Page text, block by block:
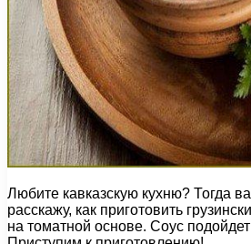
Любите кавказскую кухню? Тогда
расскажу, как приготовить
на томатной основе. Соус